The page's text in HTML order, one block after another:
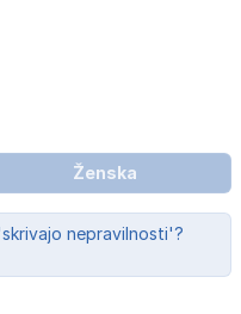
Ženska
nepravilnosti'?